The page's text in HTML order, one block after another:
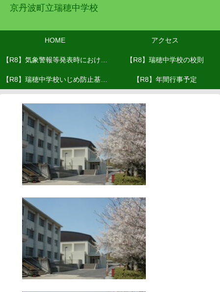
京丹波町立瑞穂中学校
HOME アクセス
【R8】気象警報等発表時における
対応(R8.６月改訂）
【R8】瑞穂中学校の校則
【R8】瑞穂中学校いじめ防止基本 【R8】年間行事予定